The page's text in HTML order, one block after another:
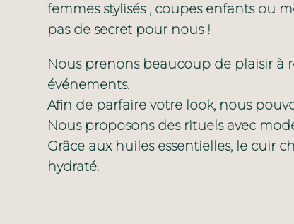
femmes stylisés , coupes enfants ou
pas de secret pour nous !
Nous prenons beaucoup de plaisir à
événements.
Afin de parfaire votre look, nous
Nous proposons des rituels avec
Grâce aux huiles essentielles, le cuir
hydraté.